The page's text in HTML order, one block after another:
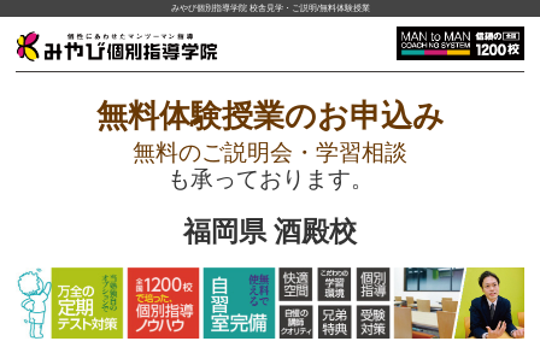
みやび個別指導学院 校舎見学・ご説明/無料体験授業
無料体験授業のお申込み
無料のご説明会・学習相談
も承っております。
福岡県 酒殿校